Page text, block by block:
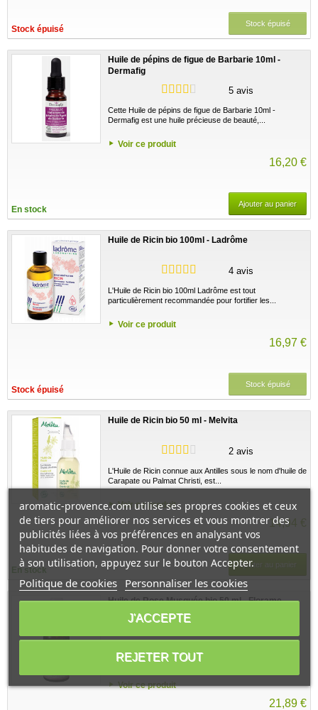
Stock épuisé
Stock épuisé
Huile de pépins de figue de Barbarie 10ml -
Dermafig
5 avis
Cette Huile de pépins de figue de Barbarie 10ml -
Dermafig est une huile précieuse de beauté,...
Voir ce produit
16,20 €
En stock
Ajouter au panier
Huile de Ricin bio 100ml - Ladrôme
4 avis
L'Huile de Ricin bio 100ml Ladrôme est tout
particulièrement recommandée pour fortifier les...
Voir ce produit
16,97 €
Stock épuisé
Stock épuisé
Huile de Ricin bio 50 ml - Melvita
2 avis
L'Huile de Ricin connue aux Antilles sous le nom d'huile de
Carapate ou Palmat Christi, est...
Voir ce produit
14,94 €
En stock
Ajouter au panier
Huile de Rose Musquée bio 50 ml - Florame
L'huile de Rosier Muscat bio 50 ml Florame est idéale
pour lutter contre le vieillissement cutané...
Voir ce produit
21,89 €
aromatic-provence.com utilise ses propres cookies et ceux
de tiers pour améliorer nos services et vous montrer des
publicités liées à vos préférences en analysant vos
habitudes de navigation. Pour donner votre consentement
à son utilisation, appuyez sur le bouton Accepter.
Politique de cookies Personnaliser les cookies
REJETER TOUT
J'ACCEPTE